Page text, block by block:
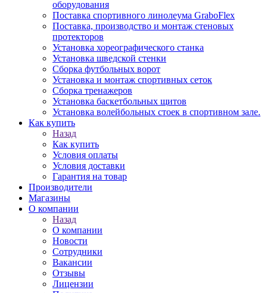
оборудования
Поставка спортивного линолеума GraboFlex
Поставка, производство и монтаж стеновых
протекторов
Установка хореографического станка
Установка шведской стенки
Сборка футбольных ворот
Установка и монтаж спортивных сеток
Сборка тренажеров
Установка баскетбольных щитов
Установка волейбольных стоек в спортивном зале.
Как купить
Назад
Как купить
Условия оплаты
Условия доставки
Гарантия на товар
Производители
Магазины
О компании
Назад
О компании
Новости
Сотрудники
Вакансии
Отзывы
Лицензии